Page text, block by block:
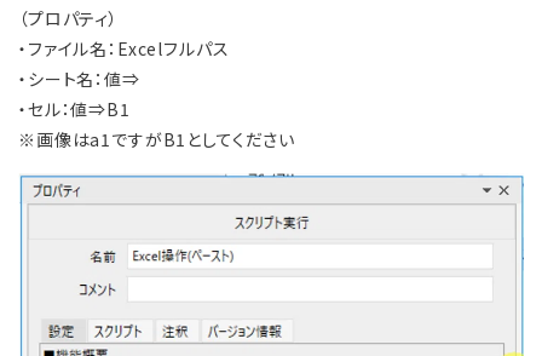
（プロパティ）
・ファイル名：Excelフルパス
・シート名：値⇒
・セル：値⇒B1
※画像はa1ですがB1としてください